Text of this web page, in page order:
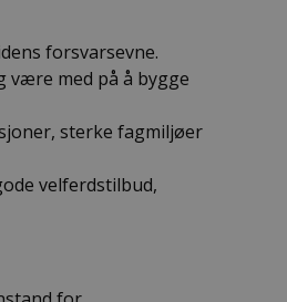
forsvarsevne.
være med på å bygge
sterke fagmiljøer
velferdstilbud,